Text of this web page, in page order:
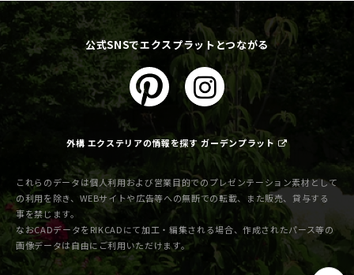
公式SNSでエクスプラットとつながる
外構 エクステリアの情報を探す ガーデンプラット
これらのデータは個人利用および営業目的でのプレゼンテーション素材として
の利用を除き、WEBサイトや広告等への無断での転載、また販売、貸与する
事を禁じます。
なおCADデータをRIKCADにて加工・編集される場合、作成されたパース等の
画像データは自由にご利用いただけます。